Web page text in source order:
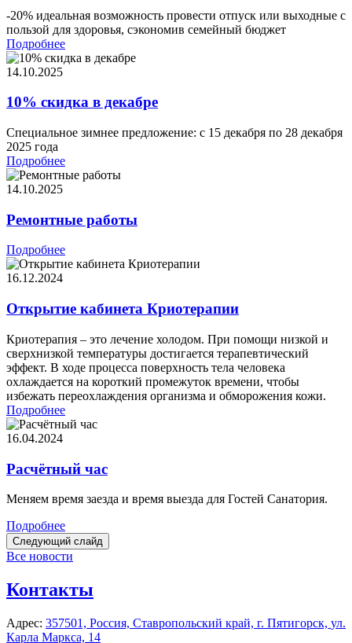
-20% идеальная возможность провести отпуск или выходные с
пользой для здоровья, сэкономив семейный бюджет
Подробнее
14.10.2025
10% скидка в декабре
Специальное зимнее предложение: с 15 декабря по 28 декабря
2025 года
Подробнее
14.10.2025
Ремонтные работы
Подробнее
16.12.2024
Открытие кабинета Криотерапии
Криотерапия – это лечение холодом. При помощи низкой и
сверхнизкой температуры достигается терапевтический
эффект. В ходе процесса поверхность тела человека
охлаждается на короткий промежуток времени, чтобы
избежать переохлаждения организма и обморожения кожи.
Подробнее
16.04.2024
Расчётный час
Меняем время заезда и время выезда для Гостей Санатория.
Подробнее
Следующий слайд
Все новости
Контакты
Адрес: 357501, Россия, Ставропольский край, г. Пятигорск, ул.
Карла Маркса, 14